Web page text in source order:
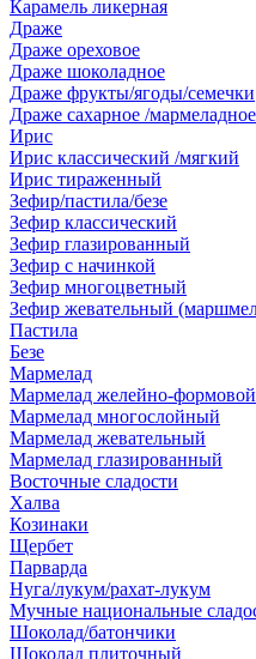
Карамель ликерная
Драже
Драже ореховое
Драже шоколадное
Драже фрукты/ягоды/семечки
Драже сахарное /
Ирис
Ирис классический /мягкий
Ирис тираженный
Зефир/пастила/безе
Зефир классический
Зефир глазированный
Зефир с начинкой
Зефир многоцветный
Зефир жевательный
Пастила
Безе
Мармелад
Мармелад желейно-формовой
Мармелад многослойный
Мармелад жевательный
Мармелад глазированный
Восточные сладости
Халва
Козинаки
Щербет
Парварда
Нуга/лукум/рахат-лукум
Мучные национальные
Шоколад/батончики
Шоколад плиточный